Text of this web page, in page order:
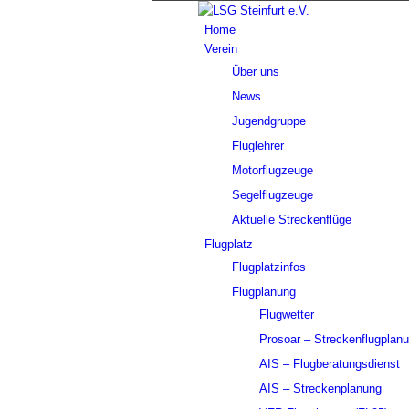
Home
Verein
Über uns
News
Jugendgruppe
Fluglehrer
Motorflugzeuge
Segelflugzeuge
Aktuelle Streckenflüge
Flugplatz
Flugplatzinfos
Flugplanung
Flugwetter
Prosoar –
AIS – Flugberatungsdienst
AIS – Streckenplanung